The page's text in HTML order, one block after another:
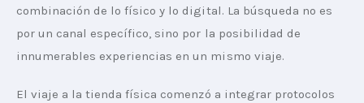
combinación de lo físico y lo digital. La búsqueda no es
por un canal específico, sino por la posibilidad de
innumerables experiencias en un mismo viaje.
El viaje a la tienda física comenzó a integrar protocolos